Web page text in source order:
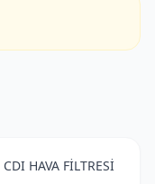
HAVA FİLTRESİ